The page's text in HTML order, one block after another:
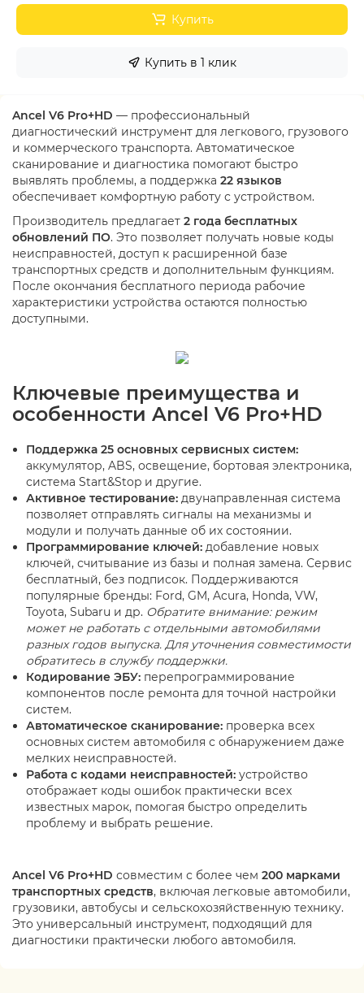
Купить
Купить в 1 клик
Ancel V6 Pro+HD — профессиональный
диагностический инструмент для легкового, грузового
и коммерческого транспорта. Автоматическое
сканирование и диагностика помогают быстро
выявлять проблемы, а поддержка 22 языков
обеспечивает комфортную работу с устройством.
Производитель предлагает 2 года бесплатных
обновлений ПО. Это позволяет получать новые коды
неисправностей, доступ к расширенной базе
транспортных средств и дополнительным функциям.
После окончания бесплатного периода рабочие
характеристики устройства остаются полностью
доступными.
Ключевые преимущества и
особенности Ancel V6 Pro+HD
Поддержка 25 основных сервисных систем:
аккумулятор, ABS, освещение, бортовая электроника,
система Start&Stop и другие.
Активное тестирование:двунаправленная система
позволяет отправлять сигналы на механизмы и
модули и получать данные об их состоянии.
Программирование ключей:добавление новых
ключей, считывание из базы и полная замена. Сервис
бесплатный, без подписок. Поддерживаются
популярные бренды: Ford, GM, Acura, Honda, VW,
Toyota, Subaru и др. Обратите внимание: режим
может не работать с отдельными автомобилями
разных годов выпуска. Для уточнения совместимости
обратитесь в службу поддержки.
Кодирование ЭБУ:перепрограммирование
компонентов после ремонта для точной настройки
систем.
Автоматическое сканирование:проверка всех
основных систем автомобиля с обнаружением даже
мелких неисправностей.
Работа с кодами неисправностей:устройство
отображает коды ошибок практически всех
известных марок, помогая быстро определить
проблему и выбрать решение.
Ancel V6 Pro+HD совместим с более чем 200 марками
транспортных средств, включая легковые автомобили,
грузовики, автобусы и сельскохозяйственную технику.
Это универсальный инструмент, подходящий для
диагностики практически любого автомобиля.